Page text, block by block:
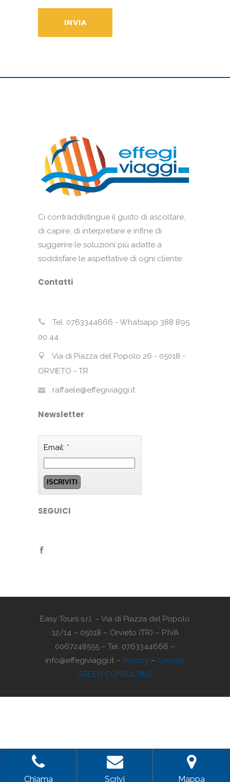
Ci contraddistingue il gusto di ascoltare,
di capire, di interpretare e infine di
suggerire le soluzioni più adatte a
soddisfare le aspettative di ogni cliente.
Contatti
Tel. 0763344666 - Whatsapp 388 895
00 44
Via di Piazza del Popolo 26 - 05018 -
ORVIETO - TR
raffaele@effegiviaggi.it
Newsletter
Email: *
SEGUICI
Easy Tours s.r.l. – Via di Piazza del Popolo
12/14 – 05018 – Orvieto (TR) – P.IVA
0067248555 – Tel. 0763344666 –
info@effegiviaggi.it – Privacy – Credits:
GREEN CONSULTING
Chiama Scrivi Mappa